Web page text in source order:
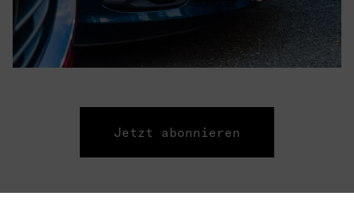
Jetzt abonnieren